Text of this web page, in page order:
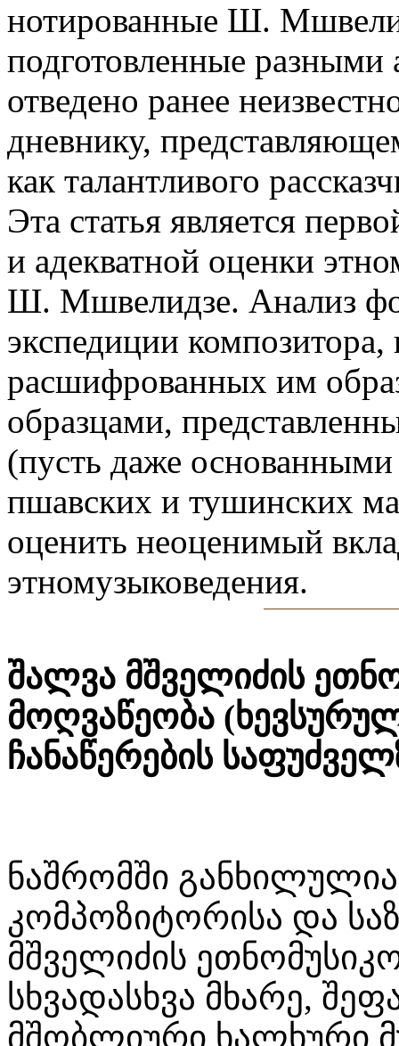
нотированные Ш.
подготовленные разными
отведено ранее
дневнику,
как талантливого
Эта статья является
и адекватной оценки
Ш. Мшвелидзе. Анализ
экспедиции композитора,
расшифрованных им
образцами,
(пусть даже
пшавских и тушинских
оценить неоценимый
этномузыковедения.
შალვა მშველიძის
მოღვაწეობა
ჩანაწერების
ნაშრომში
კომპოზიტორისა და
მშველიძის
სხვადასხვა მხარე,
მშობლიური ხალხური